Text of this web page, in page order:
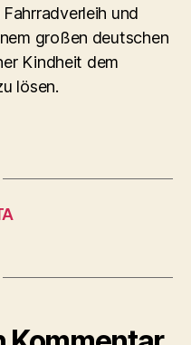
und
großen deutschen
Kindheit dem
lösen.